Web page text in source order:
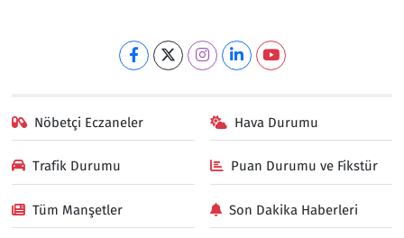
Nöbetçi Eczaneler Hava Durumu
Trafik Durumu Puan Durumu ve Fikstür
Tüm Manşetler Son Dakika Haberleri